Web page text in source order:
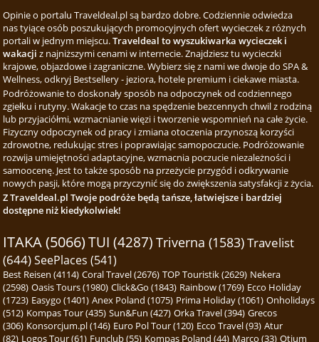
Opinie o portalu Traveldeal.pl są bardzo dobre. Codziennie odwiedza
nas tyiące osób poszukujących promocyjnych ofert wycieczek z różnych
portali w jednym miejscu.Traveldeal to wyszukiwarka wycieczek i
wakacji z najniższymi cenami w internecie. Znajdziesz tu wycieczki
krajowe, objazdowe i zagraniczne. Wybierz się z nami we dwoje do SPA &
Wellness, odkryj Bestsellery - jeziora, hotele premium i ciekawe miasta.
Podróżowanie to doskonały sposób na odpoczynek od codziennego
zgiełku i rutyny. Wakacje to czas na spędzenie bezcennych chwil z rodziną
lub przyjaciółmi, wzmacnianie więzi i tworzenie wspomnień na całe życie.
Fizyczny odpoczynek od pracy i zmiana otoczenia przynoszą korzyści
zdrowotne, redukując stres i poprawiając samopoczucie. Podróżowanie
rozwija umiejętności adaptacyjne, wzmacnia poczucie niezależności i
samoocenę. Jest to także sposób na przeżycie przygód i odkrywanie
nowych pasji, które mogą przyczynić się do zwiększenia satysfakcji z życia.
Z Traveldeal.pl Twoje podróże będą tańsze, łatwiejsze i bardziej
dostępne niż kiedykolwiek!
ITAKA (5066)TUI (4287) Triverna (1583)Travelist
(644) SeePlaces (541)
Best Reisen (4114) Coral Travel (2676) TOP Touristik (2629) Nekera
(2598) Oasis Tours (1980) Click&Go (1843) Rainbow (1769) Ecco Holiday
(1723) Easygo (1401) Anex Poland (1075) Prima Holiday (1061) Onholidays
(512) Kompas Tour (435) Sun&Fun (427) Orka Travel (394) Grecos
(306) Konsorcjum.pl (146) Euro Pol Tour (120) Ecco Travel (93) Atur
(82) Logos Tour (61) Funclub (55) Kompas Poland (44) Marco (33) Otium